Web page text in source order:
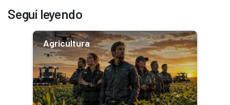
Seguí leyendo
Agricultura